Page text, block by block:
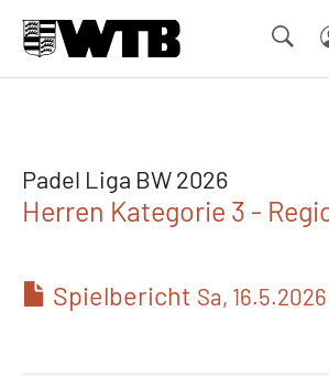
Padel Liga BW 2026
Herren Kategorie 3 -
Spielbericht Sa, 16.5.2026